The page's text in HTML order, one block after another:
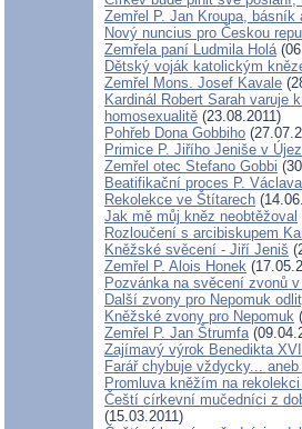
Zemřel P. Jan Kroupa, básník
Nový nuncius pro Českou
Zemřela paní Ludmila Holá
Dětský voják katolickým
Zemřel Mons. Josef Kavale
Kardinál Robert Sarah varuje
homosexualitě (23.08.2011)
Pohřeb Dona Gobbiho
Primice P. Jiřího Jeniše v
Zemřel otec Stefano Gobbi
Beatifikační proces P.
Rekolekce ve Štítarech
Jak mě můj kněz neobtěžoval
Rozloučení s arcibiskupem
Kněžské svěcení - Jiří Jeniš
Zemřel P. Alois Honek
Pozvánka na svěcení zvonů
Další zvony pro Nepomuk
Kněžské zvony pro Nepomuk
Zemřel P. Jan Štrumfa
Zajímavý výrok Benedikta
Farář chybuje vždycky...
Promluva kněžím na
Čeští církevní mučedníci z
(15.03.2011)